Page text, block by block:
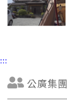
:::
公廣集團